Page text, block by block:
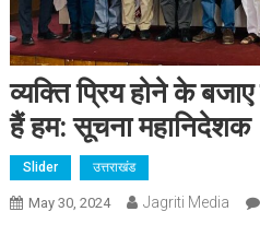
व्यक्ति प्रिय होने के
हैं हम: सूचना महानिदेशक
Slider उत्तराखंड
May 30, 2024 Jagriti Media